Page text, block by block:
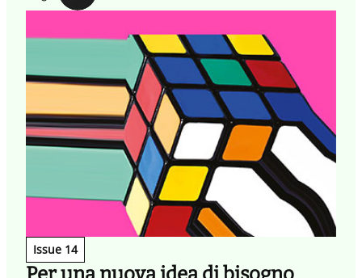
Issue 14